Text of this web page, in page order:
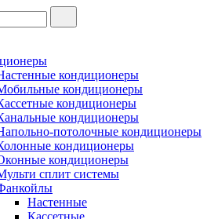
кондиционеры
кондиционеры
кондиционеры
кондиционеры
потолочные кондиционеры
кондиционеры
кондиционеры
сплит системы
Настенные
Кассетные